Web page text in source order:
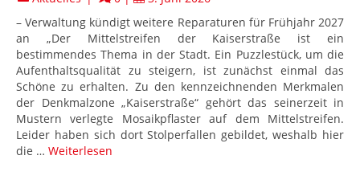
– Verwaltung kündigt weitere Reparaturen für Frühjahr 2027
an „Der Mittelstreifen der Kaiserstraße ist ein
bestimmendes Thema in der Stadt. Ein Puzzlestück, um die
Aufenthaltsqualität zu steigern, ist zunächst einmal das
Schöne zu erhalten. Zu den kennzeichnenden Merkmalen
der Denkmalzone „Kaiserstraße“ gehört das seinerzeit in
Mustern verlegte Mosaikpflaster auf dem Mittelstreifen.
Leider haben sich dort Stolperfallen gebildet, weshalb hier
die … Weiterlesen